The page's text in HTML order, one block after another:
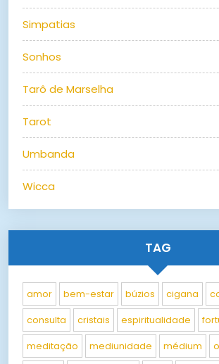
Simpatias
Sonhos
Tarô de Marselha
Tarot
Umbanda
Wicca
TAG
amor bem-estar búzios cigana
consulta cristais espiritualidade
meditação mediunidade médium